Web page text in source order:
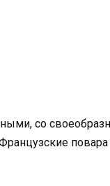
со
повара